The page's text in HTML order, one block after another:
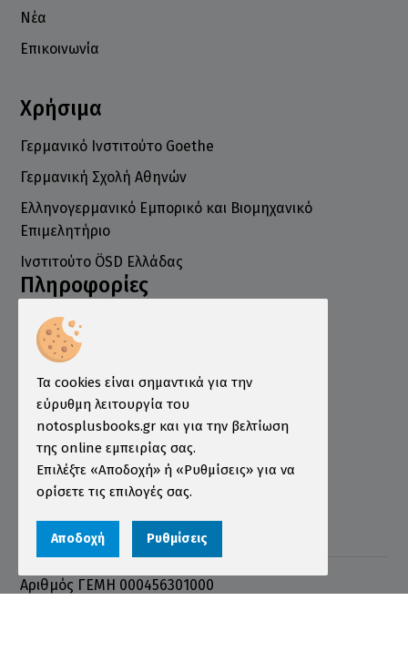
Νέα
Επικοινωνία
Χρήσιμα
Γερμανικό Ινστιτούτο Goethe
Γερμανική Σχολή Αθηνών
Ελληνογερμανικό Εμπορικό και Βιομηχανικό
Επιμελητήριο
Ινστιτούτο ÖSD Ελλάδας
Πληροφορίες
Τρόποι Παραγγελίας
Τρόποι Πληρωμής
Τρόποι Αποστολής
Εγγύηση - Επιστροφές
Όροι χρήσης
Προστασία Προσωπικών Δεδομένων
Αριθμός ΓΕΜΗ 000456301000
Τα cookies είναι σημαντικά για την
εύρυθμη λειτουργία του
notosplusbooks.gr και για την βελτίωση
της online εμπειρίας σας.
Επιλέξτε «Αποδοχή» ή «Ρυθμίσεις» για να
ορίσετε τις επιλογές σας.
Αποδοχή Ρυθμίσεις